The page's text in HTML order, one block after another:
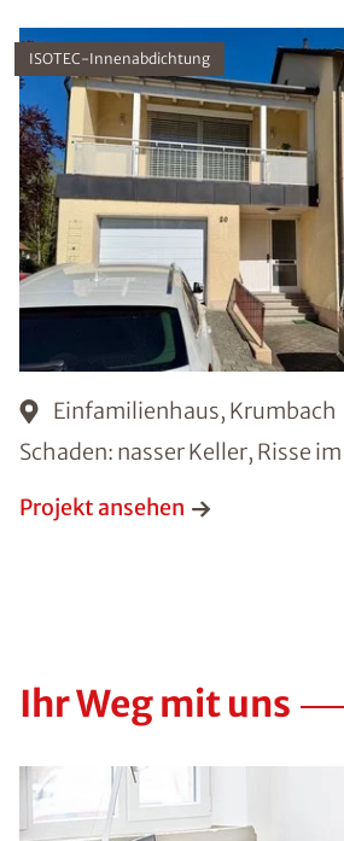
ISOTEC-Innenabdichtung
Einfamilienhaus, Krumbach
Schaden: nasser Keller, Risse
Projekt ansehen
Ihr Weg mit uns